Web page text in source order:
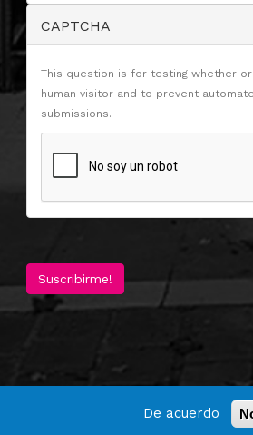
CAPTCHA
This question is for testing whether
human visitor and to prevent
submissions.
Suscribirme!
De acuerdo